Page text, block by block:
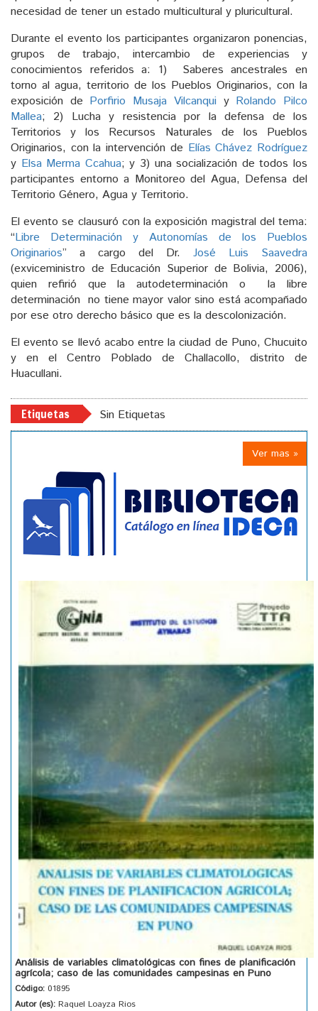
necesidad de tener un estado multicultural y pluricultural.
Durante el evento los participantes organizaron ponencias,
grupos de trabajo, intercambio de experiencias y
conocimientos referidos a: 1) Saberes ancestrales en
torno al agua, territorio de los Pueblos Originarios, con la
exposición de Porfirio Musaja Vilcanquiy Rolando Pilco
Mallea; 2) Lucha y resistencia por la defensa de los
Territorios y los Recursos Naturales de los Pueblos
Originarios, con la intervención de Elías Chávez Rodríguez
y Elsa Merma Ccahua; y 3) una socialización de todos los
participantes entorno a Monitoreo del Agua, Defensa del
Territorio Género, Agua y Territorio.
El evento se clausuró con la exposición magistral del tema:
“Libre Determinación y Autonomías de los Pueblos
Originarios” a cargo del Dr. José Luis Saavedra
(exviceministro de Educación Superior de Bolivia, 2006),
quien refirió que la autodeterminación o la libre
determinación no tiene mayor valor sino está acompañado
por ese otro derecho básico que es la descolonización.
El evento se llevó acabo entre la ciudad de Puno, Chucuito
y en el Centro Poblado de Challacollo, distrito de
Huacullani.
Etiquetas Sin Etiquetas
Ver mas »
Análisis de variables climatológicas con fines de planificación
agrícola; caso de las comunidades campesinas en Puno
Código: 01895
Autor (es): Raquel Loayza Rios